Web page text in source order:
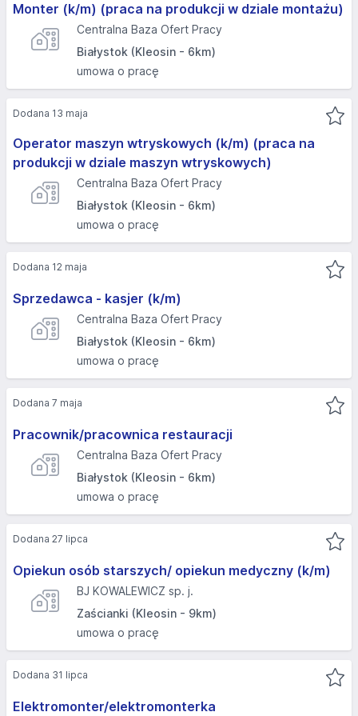
Monter (k/m) (praca na produkcji w dziale montażu)
Centralna Baza Ofert Pracy
Białystok (Kleosin - 6km)
umowa o pracę
Operator maszyn wtryskowych (k/m) (praca na
produkcji w dziale maszyn wtryskowych)
Centralna Baza Ofert Pracy
Białystok (Kleosin - 6km)
umowa o pracę
Dodana 13 maja
Sprzedawca - kasjer (k/m)
Centralna Baza Ofert Pracy
Białystok (Kleosin - 6km)
umowa o pracę
Dodana 12 maja
Pracownik/pracownica restauracji
Centralna Baza Ofert Pracy
Białystok (Kleosin - 6km)
umowa o pracę
Dodana 7 maja
Opiekun osób starszych/ opiekun medyczny (k/m)
BJ KOWALEWICZ sp. j.
Zaścianki (Kleosin - 9km)
umowa o pracę
Dodana 27 lipca
Elektromonter/elektromonterka
Dodana 31 lipca